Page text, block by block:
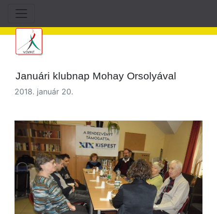
Januári klubnap Mohay Orsolyával
2018. január 20.